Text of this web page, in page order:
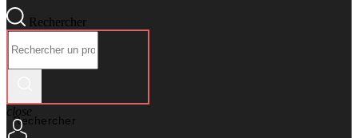
Rechercher
Rechercher
close